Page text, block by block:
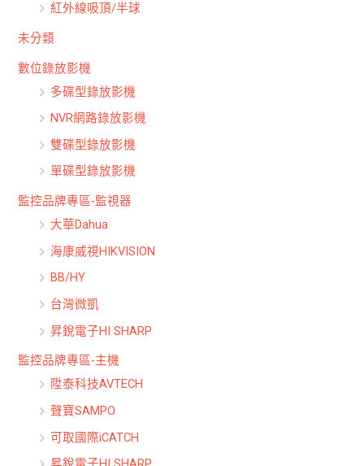
紅外線吸頂/半球
未分類
數位錄放影機
多碟型錄放影機
NVR網路錄放影機
雙碟型錄放影機
單碟型錄放影機
監控品牌專區-監視器
大華Dahua
海康威視HIKVISION
BB/HY
台灣微凱
昇銳電子HI SHARP
監控品牌專區-主機
陞泰科技AVTECH
聲寶SAMPO
可取國際iCATCH